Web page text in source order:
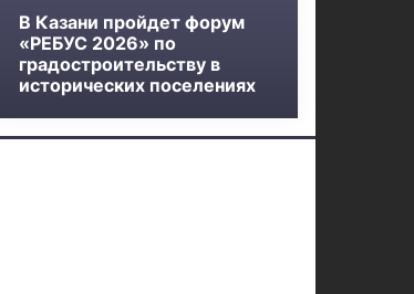
В Казани пройдет форум
«РЕБУС 2026» по
градостроительству в
исторических поселениях